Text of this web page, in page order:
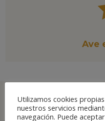
Ave
Utilizamos cookies
nuestros servicios
navegación. Puede